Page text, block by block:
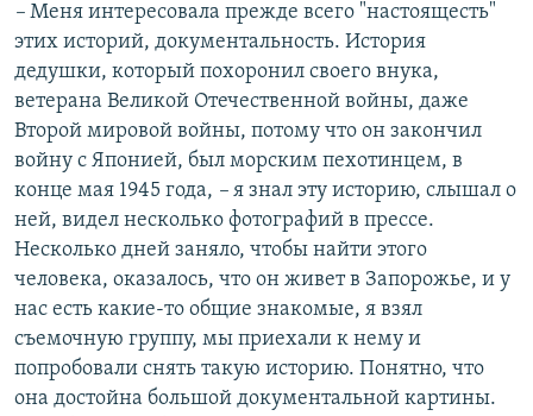
– Меня интересовала прежде всего "настоящесть"
этих историй, документальность. История
дедушки, который похоронил своего внука,
ветерана Великой Отечественной войны, даже
Второй мировой войны, потому что он закончил
войну с Японией, был морским пехотинцем, в
конце мая 1945 года, – я знал эту историю, слышал о
ней, видел несколько фотографий в прессе.
Несколько дней заняло, чтобы найти этого
человека, оказалось, что он живет в Запорожье, и у
нас есть какие-то общие знакомые, я взял
съемочную группу, мы приехали к нему и
попробовали снять такую историю. Понятно, что
она достойна большой документальной картины.